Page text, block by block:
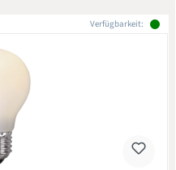
Verfügbarkeit: